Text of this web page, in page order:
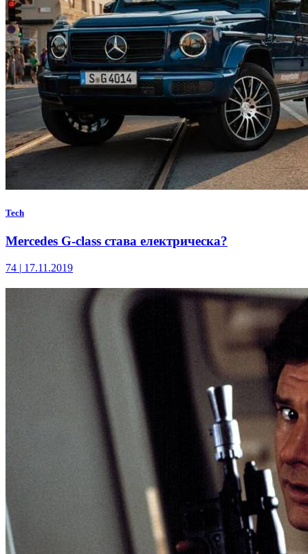
Tech
Mercedes G-class става електрическа?
74 | 17.11.2019